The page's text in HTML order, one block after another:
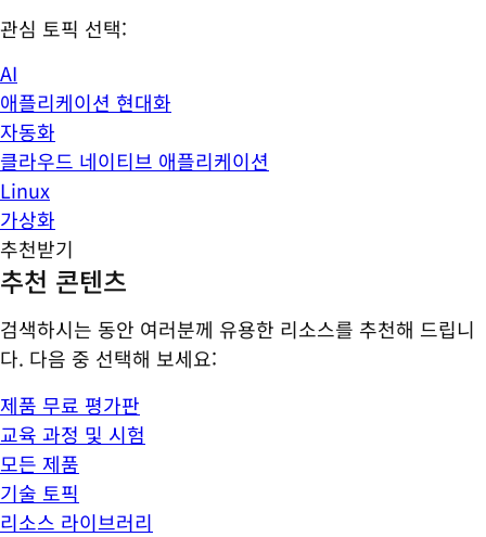
관심 토픽 선택:
AI
애플리케이션 현대화
자동화
클라우드 네이티브 애플리케이션
Linux
가상화
추천받기
추천 콘텐츠
검색하시는 동안 여러분께 유용한 리소스를 추천해 드립니
다. 다음 중 선택해 보세요:
제품 무료 평가판
교육 과정 및 시험
모든 제품
기술 토픽
리소스 라이브러리